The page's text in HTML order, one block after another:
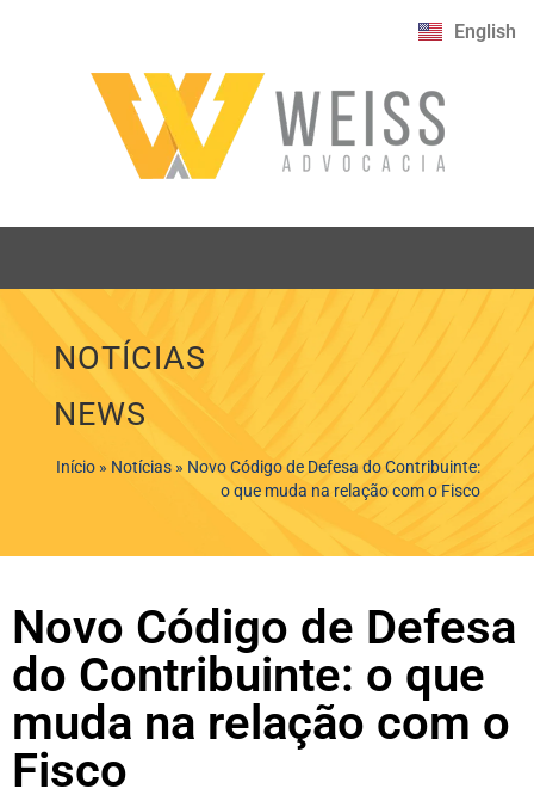
English
NOTÍCIAS
NEWS
Início » Notícias » Novo Código de Defesa do Contribuinte:
o que muda na relação com o Fisco
Novo Código de Defesa
do Contribuinte: o que
muda na relação com o
Fisco